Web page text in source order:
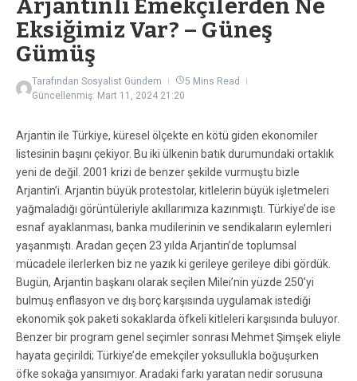
Arjantinli Emekçilerden Ne
Eksiğimiz Var? – Güneş
Gümüş
Tarafından Sosyalist Gündem
5 Mins Read
Güncellenmiş: Mart 11, 2024 21:20
Arjantin ile Türkiye, küresel ölçekte en kötü giden ekonomiler
listesinin başını çekiyor. Bu iki ülkenin batık durumundaki ortaklık
yeni de değil. 2001 krizi de benzer şekilde vurmuştu bizle
Arjantin’i. Arjantin büyük protestolar, kitlelerin büyük işletmeleri
yağmaladığı görüntüleriyle akıllarımıza kazınmıştı. Türkiye’de ise
esnaf ayaklanması, banka mudilerinin ve sendikaların eylemleri
yaşanmıştı. Aradan geçen 23 yılda Arjantin’de toplumsal
mücadele ilerlerken biz ne yazık ki gerileye gerileye dibi gördük.
Bugün, Arjantin başkanı olarak seçilen Milei’nin yüzde 250’yi
bulmuş enflasyon ve dış borç karşısında uygulamak istediği
ekonomik şok paketi sokaklarda öfkeli kitleleri karşısında buluyor.
Benzer bir program genel seçimler sonrası Mehmet Şimşek eliyle
hayata geçirildi; Türkiye’de emekçiler yoksullukla boğuşurken
öfke sokağa yansımıyor. Aradaki farkı yaratan nedir sorusuna